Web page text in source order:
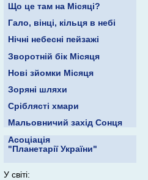
Що це там на Місяці?
Гало, вінці, кільця в небі
Нічні небесні пейзажі
Зворотній бік Місяця
Нові зйомки Місяця
Зоряні шляхи
Сріблясті хмари
Мальовничий захід Сонця
Асоціація
"Планетарії України"
У світі: